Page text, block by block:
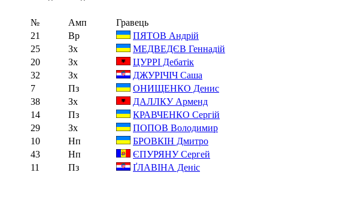
№ Амп Гравець
21
Вр ПЯТОВ Андрій
25
Зх МЕДВЕДЄВ Геннадій
20
Зх ЦУРРІ Дебатік
32
Зх ДЖУРІЧІЧ Саша
7
Пз ОНИЩЕНКО Денис
38
Зх ДАЛЛКУ Арменд
14
Пз КРАВЧЕНКО Сергій
29
Зх ПОПОВ Володимир
10
Нп БРОВКІН Дмитро
43
Нп ЄПУРЯНУ Сергей
11
Пз ҐЛАВІНА Деніс